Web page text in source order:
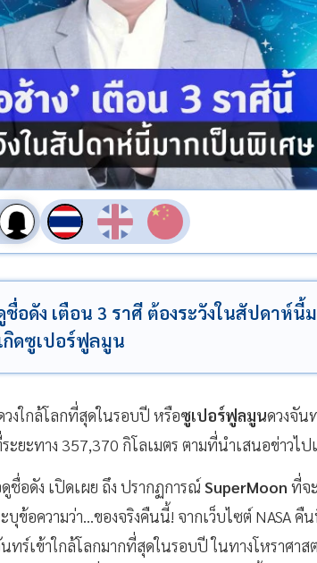
บเสียงอ่าน
อดัง เตือน 3 ราศี ต้องระวังในสัปดาห์นี้
ดซูเปอร์ฟูลมูน
งใกล้โลกที่สุดในรอบปี หรือซูเปอร์ฟูลมูนดวงจัน
ยะทาง 357,370 กิโลเมตร ตามที่นำเสนอข่าวไ
ชื่อดัง เปิดเผย ถึง ปรากฏการณ์ SuperMoon ที่จ
ข้อความว่า...ของจริงคืนนี้! จากเว็บไซต์ NASA คื
ทร์เข้าใกล้โลกมากที่สุดในรอบปี ในทางโหราศาส